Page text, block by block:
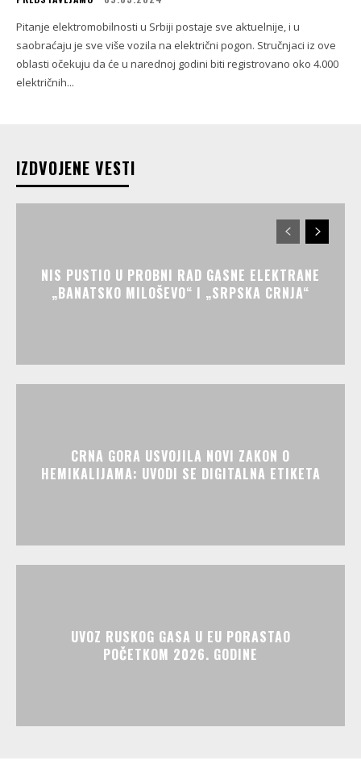
Pitanje elektromobilnosti u Srbiji postaje sve aktuelnije, i u
saobraćaju je sve više vozila na električni pogon. Stručnjaci iz ove
oblasti očekuju da će u narednoj godini biti registrovano oko 4.000
električnih...
IZDVOJENE VESTI
NIS PUSTIO U PROBNI RAD GASNE ELEKTRANE
„BANATSKO MILOŠEVO“ I „SRPSKA CRNJA“
CRNA GORA USVOJILA NOVI ZAKON O
HEMIKALIJAMA: UVODI SE DIGITALNA ETIKETA
UVOZ RUSKOG GASA U EU PORASTAO
POČETKOM 2026. GODINE